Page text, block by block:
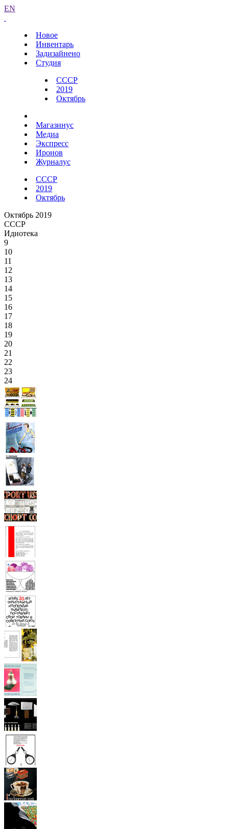
EN
Новое
Инвентарь
Задизайнено
Студия
СССР
2019
Октябрь
Магазинус
Медиа
Экспресс
Иронов
Журналус
СССР
2019
Октябрь
Октябрь 2019
СССР
Идиотека
9
10
11
12
13
14
15
16
17
18
19
20
21
22
23
24